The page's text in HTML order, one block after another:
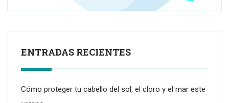
ENTRADAS RECIENTES
Cómo proteger tu cabello del sol, el cloro y el mar este